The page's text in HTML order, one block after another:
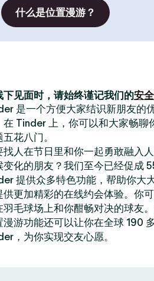
什么是位置漫游？
下见面时，请始终谨记我们的安
是一个方便大家结识新朋友的
在 Tinder 上，你可以和大家畅聊
花八门。
找人在节日里和你一起勇敢融入
变化的朋友？我们至今已经促成
提供众多特色功能，帮助你大
供更加精彩的在线约会体验。你
羽毛球场上和你酣畅对决的球友
漫游功能还可以让你在全球 190
，为你实现交友心愿。